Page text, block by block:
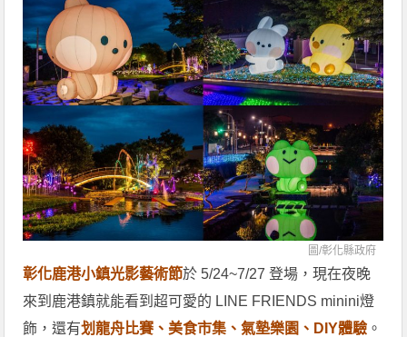
圖/彰化縣政府
彰化鹿港小鎮光影藝術節於 5/24~7/27 登場，現在夜晚
來到鹿港鎮就能看到超可愛的 LINE FRIENDS minini燈
飾，還有划龍舟比賽、美食市集、氣墊樂園、DIY體驗 。